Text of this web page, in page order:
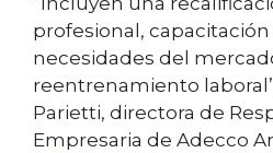
profesional, capacitación
necesidades del
reentrenamiento
Parietti, directora de
Empresaria de Adecco